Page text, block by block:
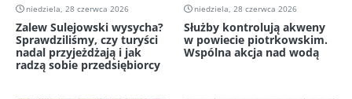
niedziela, 28 czerwca 2026
Zalew Sulejowski wysycha?
Sprawdziliśmy, czy turyści
nadal przyjeżdżają i jak
radzą sobie przedsiębiorcy
niedziela, 28 czerwca 2026
Służby kontrolują akweny
w powiecie piotrkowskim.
Wspólna akcja nad wodą